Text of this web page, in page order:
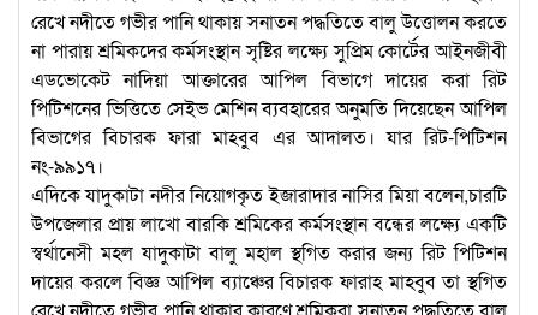
রেখে নদীতে গভীর পানি থাকায় সনাতন পদ্ধতিতে বালু উত্তোলন করতে
না পারায় শ্রমিকদের কর্মসংস্থান সৃষ্টির লক্ষ্যে সুপ্রিম কোর্টের আইনজীবী
এডভোকেট নাদিয়া আক্তারের আপিল বিভাগে দায়ের করা রিট
পিটিশনের ভিত্তিতে সেইভ মেশিন ব্যবহারের অনুমতি দিয়েছেন আপিল
বিভাগের বিচারক ফারা মাহবুব এর আদালত। যার রিট-পিটিশন
নং-৯৯১৭।
এদিকে যাদুকাটা নদীর নিয়োগকৃত ইজারাদার নাসির মিয়া বলেন,চারটি
উপজেলার প্রায় লাখো বারকি শ্রমিকের কর্মসংস্থান বন্ধের লক্ষ্যে একটি
স্বর্থানেসী মহল যাদুকাটা বালু মহাল স্থগিত করার জন্য রিট পিটিশন
দায়ের করলে বিজ্ঞ আপিল ব্যাঞ্চের বিচারক ফারাহ মাহবুব তা স্থগিত